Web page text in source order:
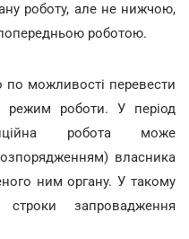
роботу, але не нижчою,
попередньою роботою.
можливості перевести
режим роботи. У період
робота може
власника
ним органу. У такому
запровадження